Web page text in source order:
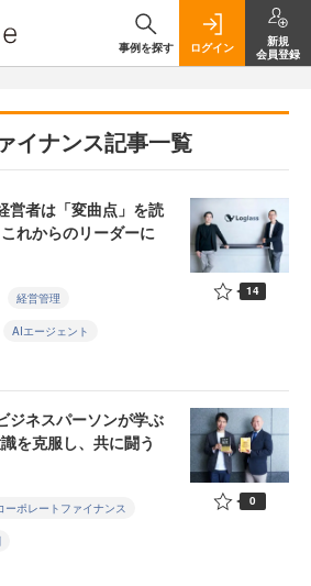
事例を探す ログイン
新規
会員登録
イナンス記事一覧
営者は「変曲点」を読
れからのリーダーに
経営管理
AIエージェント
14
ジネスパーソンが学ぶ
を克服し、共に闘う
ーポレートファイナンス 0